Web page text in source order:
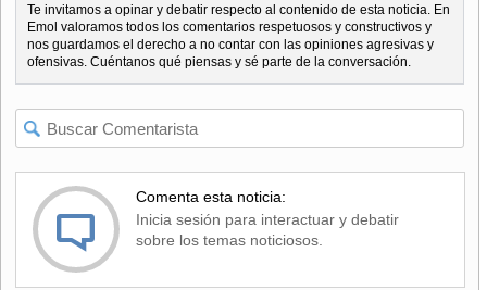
Te invitamos a opinar y debatir respecto al contenido de esta noticia. En
Emol valoramos todos los comentarios respetuosos y constructivos y
nos guardamos el derecho a no contar con las opiniones agresivas y
ofensivas. Cuéntanos qué piensas y sé parte de la conversación.
Comenta esta noticia:
Inicia sesión para interactuar y debatir
sobre los temas noticiosos.